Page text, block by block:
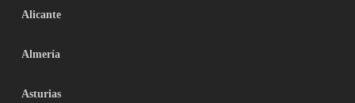
Alicante
Almería
Asturias